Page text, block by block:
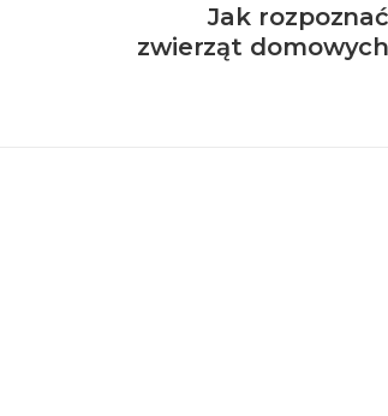
Jak
zwierząt